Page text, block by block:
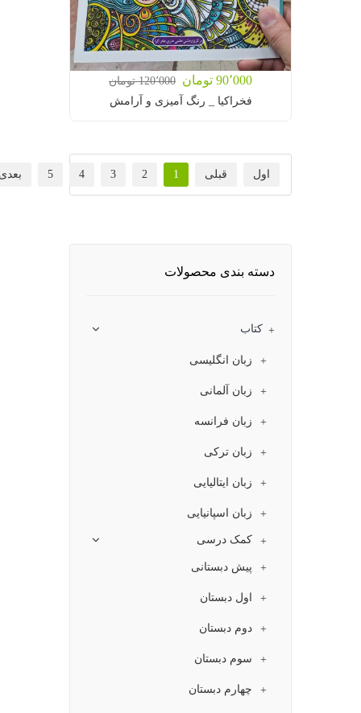
دسته بندی محصولات
زبان انگلیسی
زبان آلمانی
زبان فرانسه
زبان ترکی
زبان ایتالیایی
زبان اسپانیایی
کمک درسی
پیش دبستانی
اول دبستان
دوم دبستان
سوم دبستان
چهارم دبستان
120٬000 تومان
فخراکیا _ رنگ آمیزی و آرامش
قبلی بعدی آخر